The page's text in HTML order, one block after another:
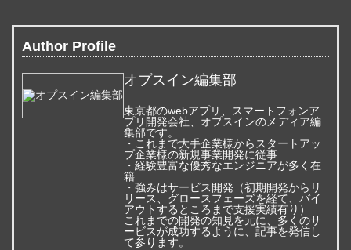
Author Profile
オプスイン編集部
東京都のwebアプリ、スマートフォンア
プリ開発会社、オプスインのメディア編
集部です。
・これまで大手企業様からスタートアッ
プ企業様の新規事業開発に従事
・経験豊富な優秀なエンジニアが多く在
籍
・強みはサービス開発（初期開発からリ
リース、グロースフェーズを経て、バイ
アウトするところまで支援実績有り）
これまでの開発の知見を元に、多くのサ
ービスが成功するように、記事を発信し
て参ります。